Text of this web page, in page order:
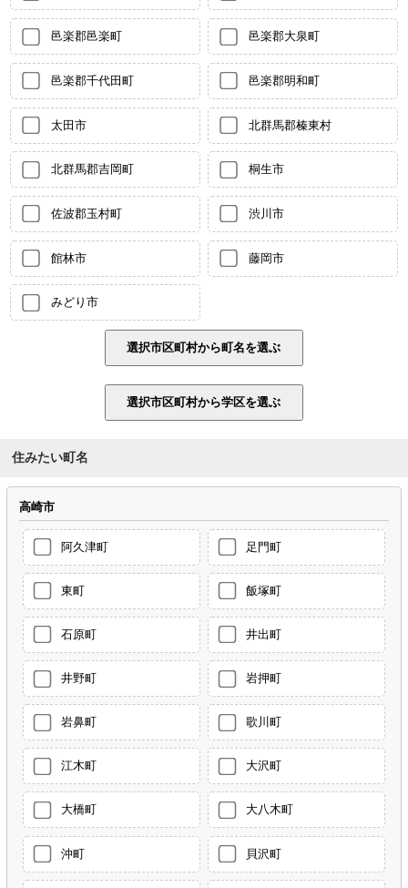
邑楽郡邑楽町 邑楽郡大泉町
邑楽郡千代田町 邑楽郡明和町
太田市 北群馬郡榛東村
北群馬郡吉岡町 桐生市
佐波郡玉村町 渋川市
館林市 藤岡市
みどり市
住みたい町名
高崎市
阿久津町 足門町
東町 飯塚町
石原町 井出町
井野町 岩押町
岩鼻町 歌川町
江木町 大沢町
大橋町 大八木町
沖町 貝沢町